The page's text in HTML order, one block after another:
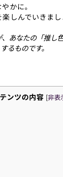
かに。
しんでいきまし
あなたの「推し
るものです。
ンツの内容 [非表